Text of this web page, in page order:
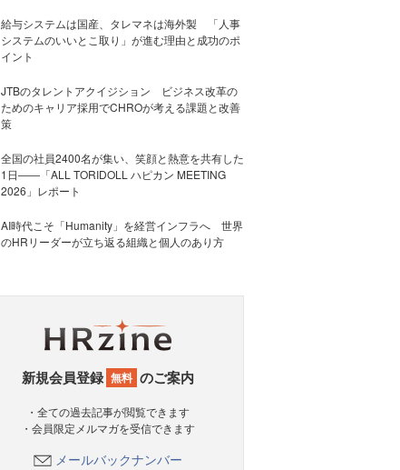
給与システムは国産、タレマネは海外製 「人事
システムのいいとこ取り」が進む理由と成功のポ
イント
JTBのタレントアクイジション ビジネス改革の
ためのキャリア採用でCHROが考える課題と改善
策
全国の社員2400名が集い、笑顔と熱意を共有した
1日――「ALL TORIDOLL ハピカン MEETING
2026」レポート
AI時代こそ「Humanity」を経営インフラへ 世界
のHRリーダーが立ち返る組織と個人のあり方
新規会員登録 無料 のご案内
・全ての過去記事が閲覧できます
・会員限定メルマガを受信できます
メールバックナンバー